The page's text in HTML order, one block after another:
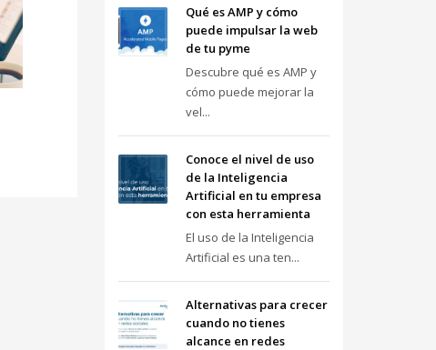
Qué es AMP y cómo
puede impulsar la web
de tu pyme
Descubre qué es AMP y
cómo puede mejorar la
vel...
Conoce el nivel de uso
de la Inteligencia
Artificial en tu empresa
con esta herramienta
El uso de la Inteligencia
Artificial es una ten...
Alternativas para crecer
cuando no tienes
alcance en redes